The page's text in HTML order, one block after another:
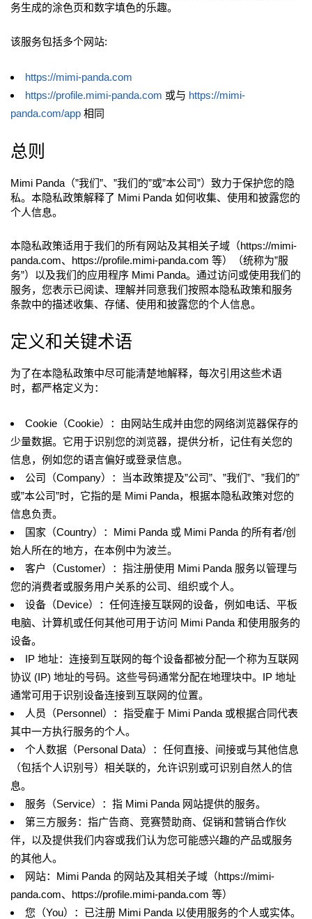
务生成的涂色页和数字填色的乐趣。
该服务包括多个网站:
https://mimi-panda.com
https://profile.mimi-panda.com 或与 https://mimi-
panda.com/app 相同
总则
Mimi Panda（”我们”、”我们的”或”本公司”）致力于保护您的隐
私。本隐私政策解释了 Mimi Panda 如何收集、使用和披露您的
个人信息。
本隐私政策适用于我们的所有网站及其相关子域（https://mimi-
panda.com、https://profile.mimi-panda.com 等）（统称为”服
务”）以及我们的应用程序 Mimi Panda。通过访问或使用我们的
服务，您表示已阅读、理解并同意我们按照本隐私政策和服务
条款中的描述收集、存储、使用和披露您的个人信息。
定义和关键术语
为了在本隐私政策中尽可能清楚地解释，每次引用这些术语
时，都严格定义为：
Cookie（Cookie）：由网站生成并由您的网络浏览器保存的
少量数据。它用于识别您的浏览器，提供分析，记住有关您的
信息，例如您的语言偏好或登录信息。
公司（Company）：当本政策提及”公司”、”我们”、”我们的”
或”本公司”时，它指的是 Mimi Panda，根据本隐私政策对您的
信息负责。
国家（Country）：Mimi Panda 或 Mimi Panda 的所有者/创
始人所在的地方，在本例中为波兰。
客户（Customer）：指注册使用 Mimi Panda 服务以管理与
您的消费者或服务用户关系的公司、组织或个人。
设备（Device）：任何连接互联网的设备，例如电话、平板
电脑、计算机或任何其他可用于访问 Mimi Panda 和使用服务的
设备。
IP 地址：连接到互联网的每个设备都被分配一个称为互联网
协议 (IP) 地址的号码。这些号码通常分配在地理块中。IP 地址
通常可用于识别设备连接到互联网的位置。
人员（Personnel）：指受雇于 Mimi Panda 或根据合同代表
其中一方执行服务的个人。
个人数据（Personal Data）：任何直接、间接或与其他信息
（包括个人识别号）相关联的，允许识别或可识别自然人的信
息。
服务（Service）：指 Mimi Panda 网站提供的服务。
第三方服务：指广告商、竞赛赞助商、促销和营销合作伙
伴，以及提供我们内容或我们认为您可能感兴趣的产品或服务
的其他人。
网站：Mimi Panda 的网站及其相关子域（https://mimi-
panda.com、https://profile.mimi-panda.com 等）
您（You）：已注册 Mimi Panda 以使用服务的个人或实体。